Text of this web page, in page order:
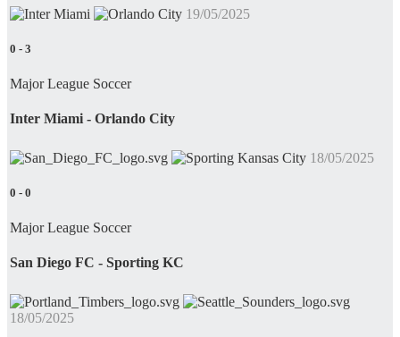
19/05/2025
0 - 3
Major League Soccer
Inter Miami - Orlando City
18/05/2025
0 - 0
Major League Soccer
San Diego FC - Sporting KC
18/05/2025